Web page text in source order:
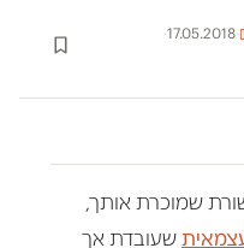
·
17.05.2018
·
שמוכרת אותך,
שעובדת אך